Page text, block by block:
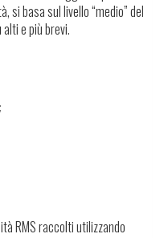
si basa sul livello “medio” del
e più brevi.
RMS raccolti utilizzando